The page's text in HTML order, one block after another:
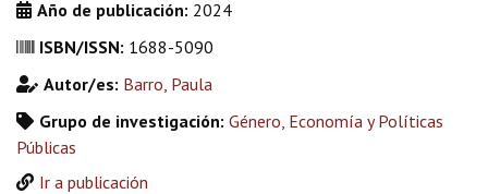
Año de publicación: 2024
ISBN/ISSN: 1688-5090
Autor/es: Barro, Paula
Grupo de investigación: Género, Economía y Políticas
Públicas
Ir a publicación